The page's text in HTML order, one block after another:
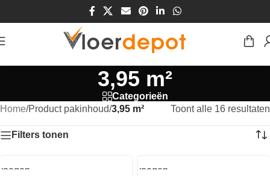
3,95 m²
Categorieën
Home/Product pakinhoud/3,95 m² Toont alle 16 resultaten
Filters tonen
Toevoegen